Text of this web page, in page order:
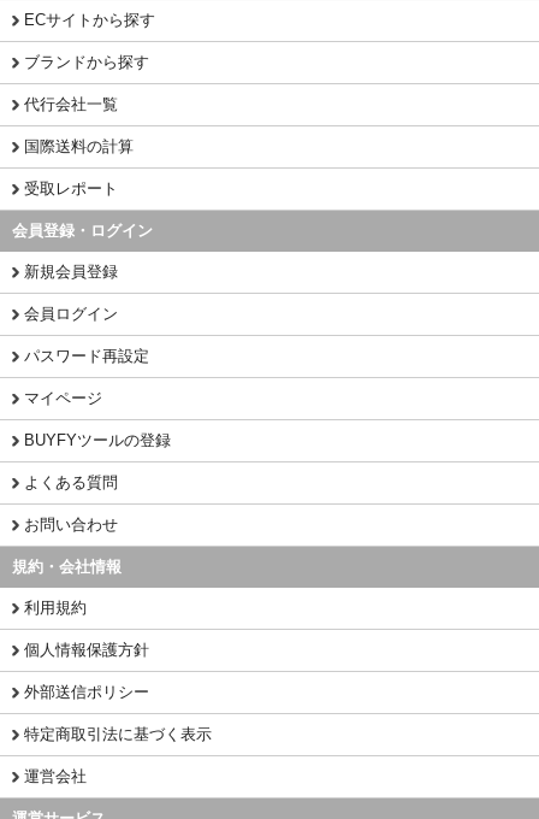
ECサイトから探す
ブランドから探す
代行会社一覧
国際送料の計算
受取レポート
会員登録・ログイン
新規会員登録
会員ログイン
パスワード再設定
マイページ
BUYFYツールの登録
よくある質問
お問い合わせ
規約・会社情報
利用規約
個人情報保護方針
外部送信ポリシー
特定商取引法に基づく表示
運営会社